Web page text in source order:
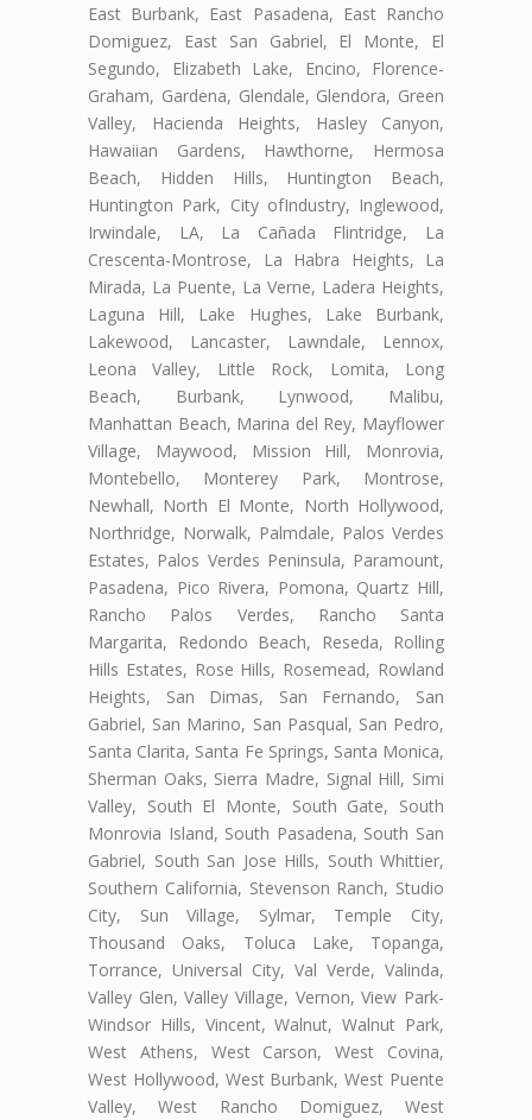
East Burbank, East Pasadena, East Rancho
Domiguez, East San Gabriel, El Monte, El
Segundo, Elizabeth Lake, Encino, Florence-
Graham, Gardena, Glendale, Glendora, Green
Valley, Hacienda Heights, Hasley Canyon,
Hawaiian Gardens, Hawthorne, Hermosa
Beach, Hidden Hills, Huntington Beach,
Huntington Park, City ofIndustry, Inglewood,
Irwindale, LA, La Cañada Flintridge, La
Crescenta-Montrose, La Habra Heights, La
Mirada, La Puente, La Verne, Ladera Heights,
Laguna Hill, Lake Hughes, Lake Burbank,
Lakewood, Lancaster, Lawndale, Lennox,
Leona Valley, Little Rock, Lomita, Long
Beach, Burbank, Lynwood, Malibu,
Manhattan Beach, Marina del Rey, Mayflower
Village, Maywood, Mission Hill, Monrovia,
Montebello, Monterey Park, Montrose,
Newhall, North El Monte, North Hollywood,
Northridge, Norwalk, Palmdale, Palos Verdes
Estates, Palos Verdes Peninsula, Paramount,
Pasadena, Pico Rivera, Pomona, Quartz Hill,
Rancho Palos Verdes, Rancho Santa
Margarita, Redondo Beach, Reseda, Rolling
Hills Estates, Rose Hills, Rosemead, Rowland
Heights, San Dimas, San Fernando, San
Gabriel, San Marino, San Pasqual, San Pedro,
Santa Clarita, Santa Fe Springs, Santa Monica,
Sherman Oaks, Sierra Madre, Signal Hill, Simi
Valley, South El Monte, South Gate, South
Monrovia Island, South Pasadena, South San
Gabriel, South San Jose Hills, South Whittier,
Southern California, Stevenson Ranch, Studio
City, Sun Village, Sylmar, Temple City,
Thousand Oaks, Toluca Lake, Topanga,
Torrance, Universal City, Val Verde, Valinda,
Valley Glen, Valley Village, Vernon, View Park-
Windsor Hills, Vincent, Walnut, Walnut Park,
West Athens, West Carson, West Covina,
West Hollywood, West Burbank, West Puente
Valley, West Rancho Domiguez, West